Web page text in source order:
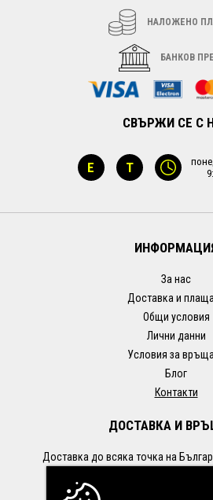
НАЛОЖЕНО
БАНКОВ
СВЪРЖИ СЕ С
E T
За нас
Доставка и
Общи условия
Лични данни
Условия за
Блог
Контакти
ДОСТАВКА И
Доставка до всяка точка на